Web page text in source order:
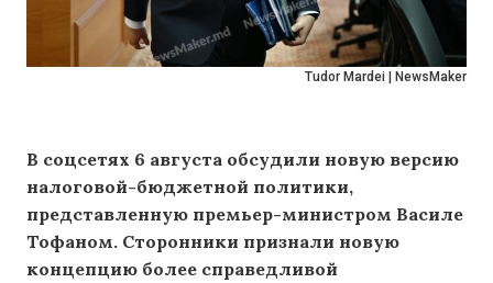
Tudor Mardei | NewsMaker
В соцсетях 6 августа обсудили новую версию
налоговой-бюджетной политики,
представленную премьер-министром Василе
Тофаном. Сторонники признали новую
концепцию более справедливой